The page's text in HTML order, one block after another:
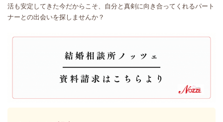
活も安定してきた今だからこそ、自分と真剣に向き合ってくれるパート
ナーとの出会いを探しませんか？